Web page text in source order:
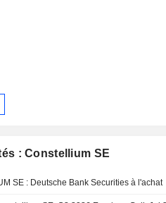
: Constellium SE
SE : Deutsche Bank Securities à l'achat